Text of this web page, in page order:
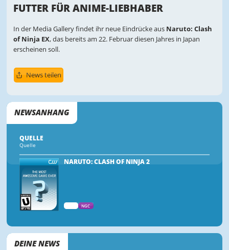
FUTTER FÜR ANIME-LIEBHABER
In der Media Gallery findet ihr neue Eindrücke aus Naruto: Clash
of Ninja EX, das bereits am 22. Februar diesen Jahres in Japan
erscheinen soll.
News teilen
NEWSANHANG
QUELLE
Quelle
NARUTO: CLASH OF NINJA 2
NGC
DEINE NEWS